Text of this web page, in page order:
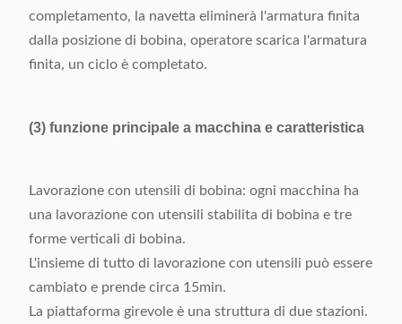
completamento, la navetta eliminerà l'armatura finita
dalla posizione di bobina, operatore scarica l'armatura
finita, un ciclo è completato.
(3) funzione principale a macchina e caratteristica
Lavorazione con utensili di bobina: ogni macchina ha
una lavorazione con utensili stabilita di bobina e tre
forme verticali di bobina.
L'insieme di tutto di lavorazione con utensili può essere
cambiato e prende circa 15min.
La piattaforma girevole è una struttura di due stazioni.